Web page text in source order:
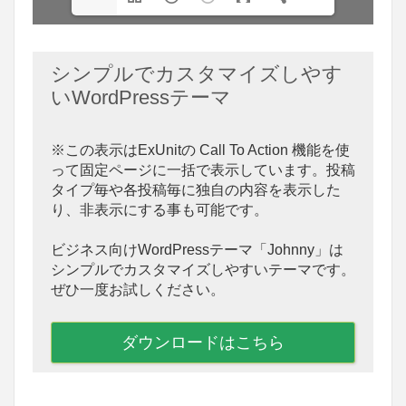
シンプルでカスタマイズしやす
いWordPressテーマ
※この表示はExUnitの Call To Action 機能を使
って固定ページに一括で表示しています。投稿
タイプ毎や各投稿毎に独自の内容を表示した
り、非表示にする事も可能です。
ビジネス向けWordPressテーマ「Johnny」は
シンプルでカスタマイズしやすいテーマです。
ぜひ一度お試しください。
ダウンロードはこちら